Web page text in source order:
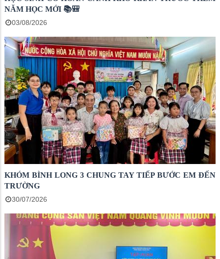
NĂM HỌC MỚI 📚🎒
03/08/2026
KHÓM BÌNH LONG 3 CHUNG TAY TIẾP BƯỚC EM ĐẾN
TRƯỜNG
30/07/2026